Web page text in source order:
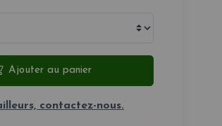
Ajouter au panier
contactez-nous.